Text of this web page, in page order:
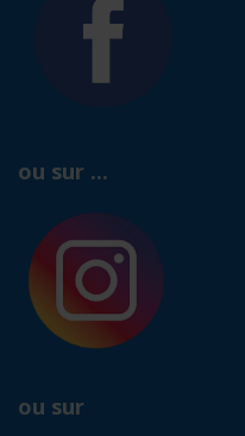
ou sur ...
ou sur